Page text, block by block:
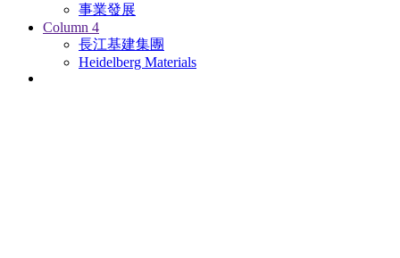
事業發展
Column 4
長江基建集團
Heidelberg Materials